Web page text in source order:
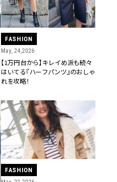
FASHION
May, 24,2026
【1万円台から】キレイめ派も続々
はいてる『ハーフパンツ』のおしゃ
れを攻略！
FASHION